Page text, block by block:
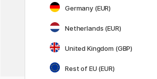
Germany (EUR)
Netherlands (EUR)
United Kingdom (GBP)
Rest of EU (EUR)